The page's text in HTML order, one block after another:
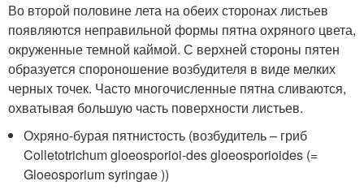
Во второй половине лета на обеих сторонах листьев
появляются неправильной формы пятна охряного цвета,
окруженные темной каймой. С верхней стороны пятен
образуется спороношение возбудителя в виде мелких
черных точек. Часто многочисленные пятна сливаются,
охватывая большую часть поверхности листьев.
Охряно-бурая пятнистость (возбудитель – гриб
Colletotrichum gloeosporioi-des gloeosporioides (=
Gloeosporium syringae ))